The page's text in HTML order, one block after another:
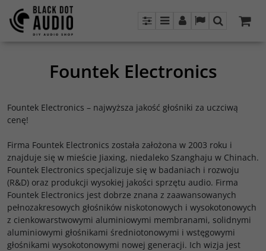
PanelMenuPanel LangSzukaj
Fountek Electronics
Fountek Electronics – najwyższa jakość głośniki za uczciwą
cenę!
Firma Fountek Electronics została założona w 2003 roku i
znajduje się w mieście Jiaxing, niedaleko Szanghaju w Chinach.
Fountek Electronics specjalizuje się w badaniach i rozwoju
(R&D) oraz produkcji wysokiej jakości sprzętu audio. Firma
Fountek Electronics jest dobrze znana z zaawansowanych
pełnozakresowych głośników niskotonowych i wysokotonowych
z cienkowarstwowymi aluminiowymi membranami, solidnymi
aluminiowymi głośnikami średniotonowymi i wstęgowymi
głośnikami wysokotonowymi nowej generacji. Ich wizja jest